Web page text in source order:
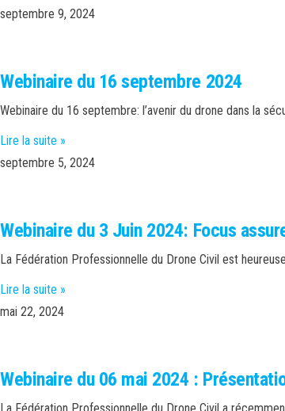
septembre 9, 2024
Webinaire du 16 septembre 2024
Webinaire du 16 septembre: l’avenir du drone dans la
Lire la suite »
septembre 5, 2024
Webinaire du 3 Juin 2024: Focus
La Fédération Professionnelle du Drone Civil est
Lire la suite »
mai 22, 2024
Webinaire du 06 mai 2024 :
La Fédération Professionnelle du Drone Civil a